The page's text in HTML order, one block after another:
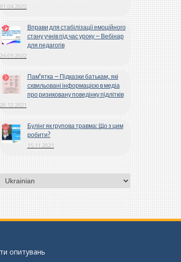
01.04.2022
Вправи для стабілізації емоційного
стану учнів під час уроку – Вебінар
для педагогів
26.03.2022
Пам’ятка – Підказки батькам, які
схвильовані інформацією в медіа
про ризиковану поведінку підлітків
20.12.2021
Булінг як групова травма: Що з цим
робити?
15.11.2021
Вибрати
мову
опитувань